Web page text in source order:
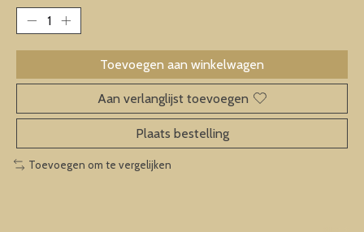
Toevoegen aan winkelwagen
Aan verlanglijst toevoegen
Plaats bestelling
Toevoegen om te vergelijken